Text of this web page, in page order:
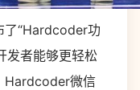
了“Hardcoder功
发者能够更轻松
Hardcoder微信